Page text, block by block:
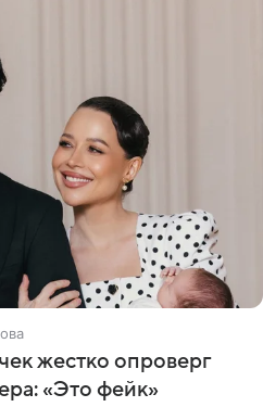
жестко опроверг
«Это фейк»